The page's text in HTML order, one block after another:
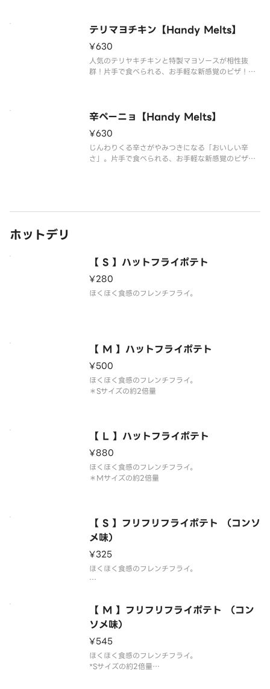
テリマヨチキン【Handy Melts】
¥630
人気のテリヤキチキンと特製マヨソースが相性抜
群！片手で食べられる、お手軽な新感覚のピザ！
辛ペーニョ【Handy Melts】
¥630
じんわりくる辛さがやみつきになる「おいしい辛
さ」。片手で食べられる、お手軽な新感覚のピザ！
ホットデリ
【 S 】ハットフライポテト
¥280
ほくほく食感のフレンチフライ。
【 M 】ハットフライポテト
¥500
ほくほく食感のフレンチフライ。
＊Sサイズの約2倍量
【 L 】ハットフライポテト
¥880
ほくほく食感のフレンチフライ。
＊Mサイズの約2倍量
【 S 】フリフリフライポテト （コンソ
メ味）
¥325
ほくほく食感のフレンチフライ。
【 M 】フリフリフライポテト （コン
ソメ味）
¥545
ほくほく食感のフレンチフライ。
*Sサイズの約2倍量